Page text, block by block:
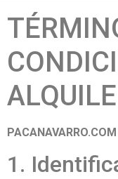
PACANAVARRO.COM
1.